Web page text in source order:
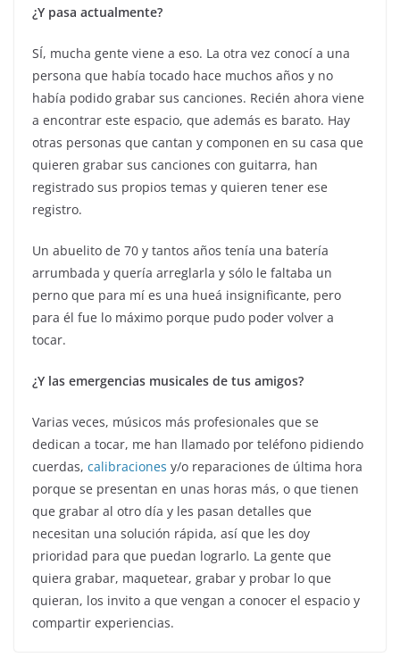
¿Y pasa actualmente?
SÍ, mucha gente viene a eso. La otra vez conocí a una
persona que había tocado hace muchos años y no
había podido grabar sus canciones. Recién ahora viene
a encontrar este espacio, que además es barato. Hay
otras personas que cantan y componen en su casa que
quieren grabar sus canciones con guitarra, han
registrado sus propios temas y quieren tener ese
registro.
Un abuelito de 70 y tantos años tenía una batería
arrumbada y quería arreglarla y sólo le faltaba un
perno que para mí es una hueá insignificante, pero
para él fue lo máximo porque pudo poder volver a
tocar.
¿Y las emergencias musicales de tus amigos?
Varias veces, músicos más profesionales que se
dedican a tocar, me han llamado por teléfono pidiendo
cuerdas, calibraciones y/o reparaciones de última hora
porque se presentan en unas horas más, o que tienen
que grabar al otro día y les pasan detalles que
necesitan una solución rápida, así que les doy
prioridad para que puedan lograrlo. La gente que
quiera grabar, maquetear, grabar y probar lo que
quieran, los invito a que vengan a conocer el espacio y
compartir experiencias.